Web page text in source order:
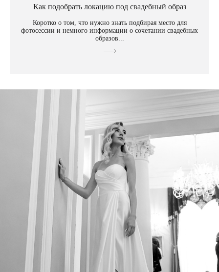
Как подобрать локацию под свадебный образ
Коротко о том, что нужно знать подбирая место для
фотосессии и немного информации о сочетании свадебных
образов...